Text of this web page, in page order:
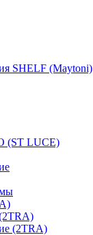
SHELF (Maytoni)
(ST LUCE)
(2TRA)